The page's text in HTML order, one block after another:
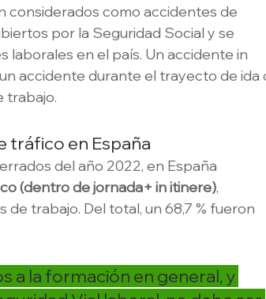
considerados como accidentes de
por la Seguridad Social y se
laborales en el país. Un accidente in
accidente durante el trayecto de ida
trabajo.
tráfico en España
del año 2022, en España
(dentro de jornada+ in itinere),
trabajo. Del total, un 68,7 % fueron
a la formación en general, y